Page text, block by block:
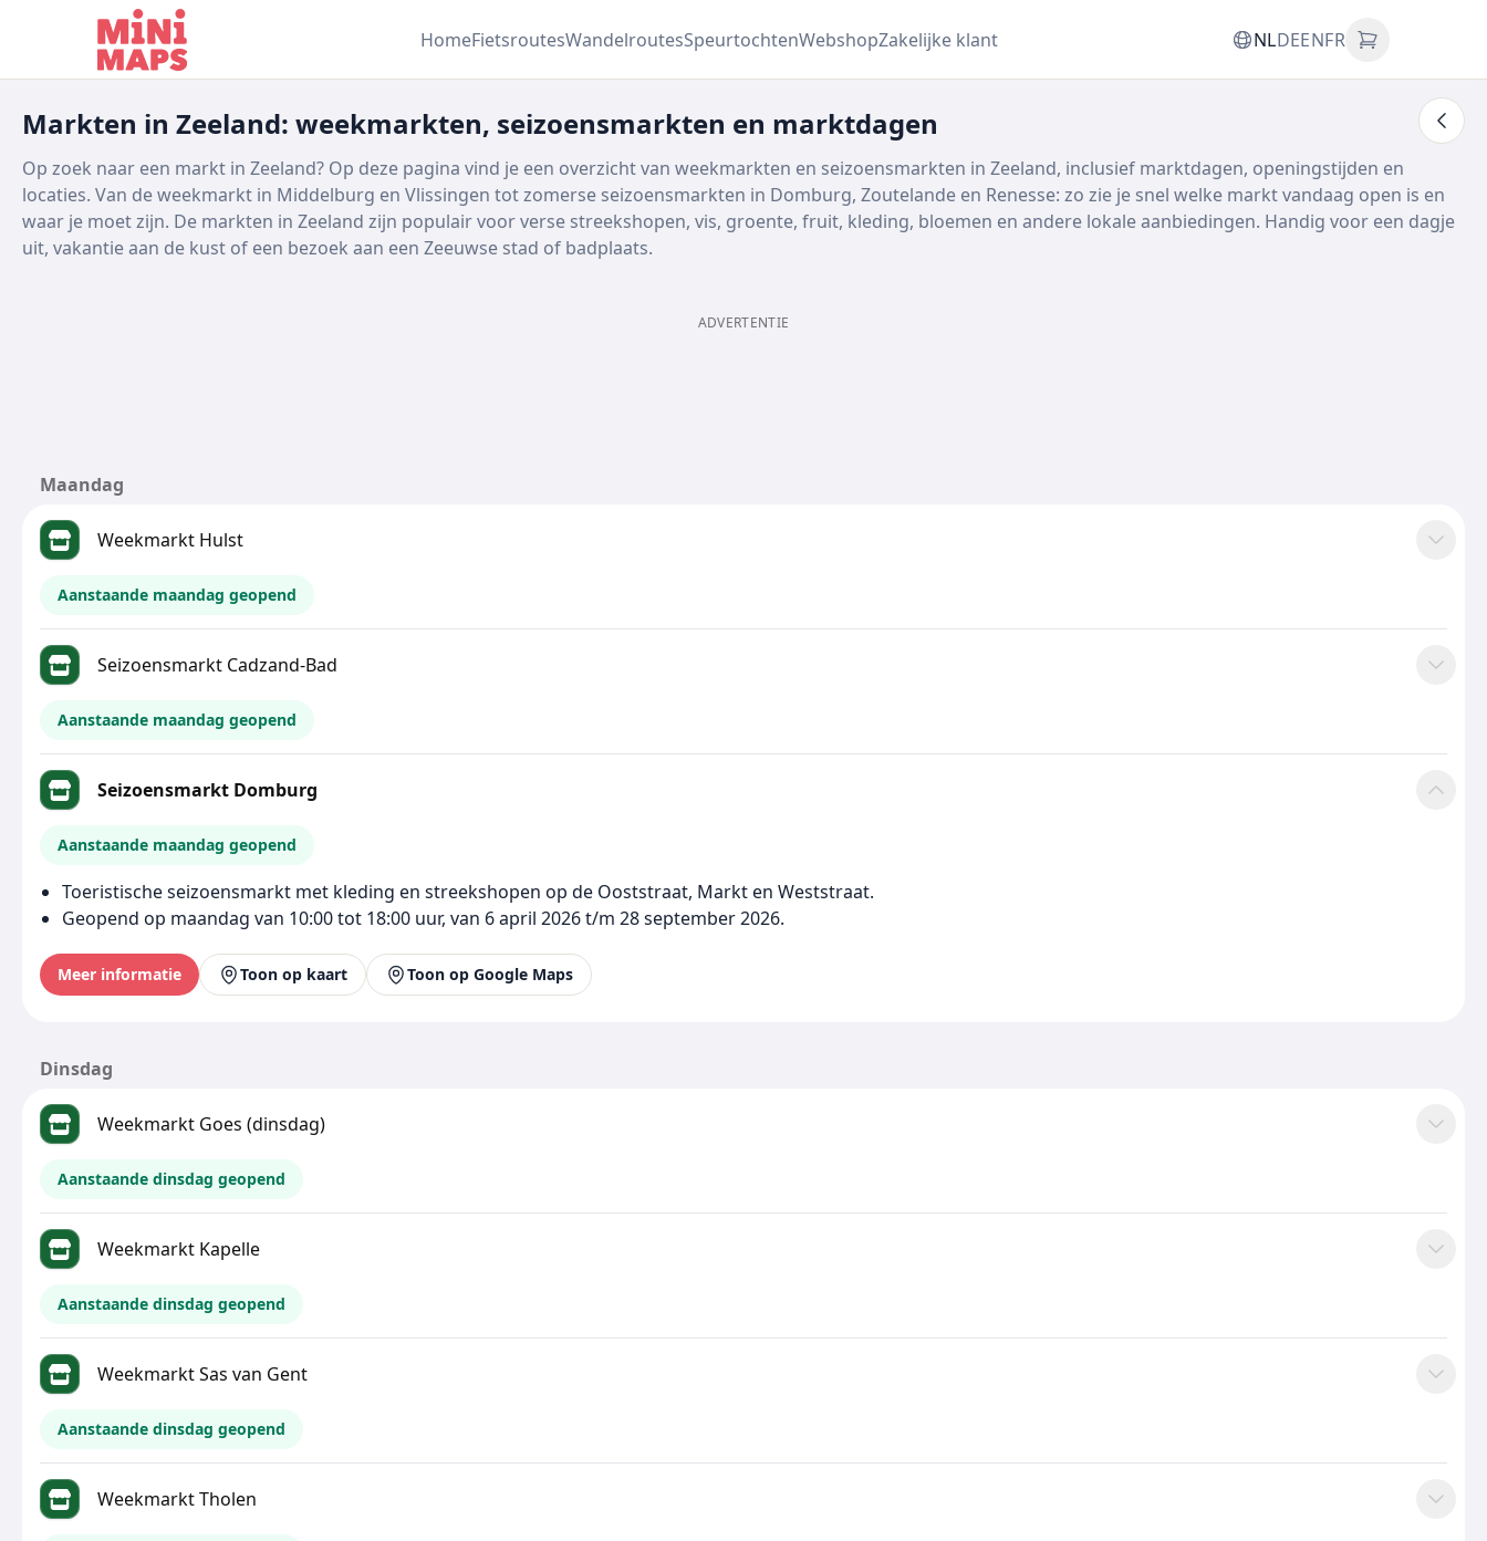
Ga naar inhoud
HomeFietsroutesWandelroutesSpeurtochtenWebshopZakelijke klant NLDEENFR
Markten in Zeeland: weekmarkten, seizoensmarkten en marktdagen
Op zoek naar een markt in Zeeland? Op deze pagina vind je een overzicht van weekmarkten en seizoensmarkten in Zeeland, inclusief marktdagen, openingstijden en
locaties. Van de weekmarkt in Middelburg en Vlissingen tot zomerse seizoensmarkten in Domburg, Zoutelande en Renesse: zo zie je snel welke markt vandaag open is en
waar je moet zijn. De markten in Zeeland zijn populair voor verse streekshopen, vis, groente, fruit, kleding, bloemen en andere lokale aanbiedingen. Handig voor een dagje
uit, vakantie aan de kust of een bezoek aan een Zeeuwse stad of badplaats.
ADVERTENTIE
Maandag
Weekmarkt Hulst
Aanstaande maandag geopend
Seizoensmarkt Cadzand-Bad
Aanstaande maandag geopend
Seizoensmarkt Domburg
Aanstaande maandag geopend
Toeristische seizoensmarkt met kleding en streekshopen op de Ooststraat, Markt en Weststraat.
Geopend op maandag van 10:00 tot 18:00 uur, van 6 april 2026 t/m 28 september 2026.
Meer informatie Toon op kaart Toon op Google Maps
Dinsdag
Weekmarkt Goes (dinsdag)
Aanstaande dinsdag geopend
Weekmarkt Kapelle
Aanstaande dinsdag geopend
Weekmarkt Sas van Gent
Aanstaande dinsdag geopend
Weekmarkt Tholen